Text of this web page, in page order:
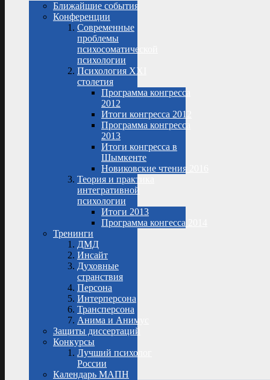
Ближайшие события
Конференции
Современные
проблемы
психосоматической
психологии
Психология XXI
столетия
Программа конгресса
2012
Итоги конгресса 2012
Программа конгресса
2013
Итоги конгресса в
Шымкенте
Новиковские чтения 2016
Теория и практика
интегративной
психологии
Итоги 2013
Программа конгесса 2014
Тренинги
ДМД
Инсайт
Духовные
странствия
Персона
Интерперсона
Трансперсона
Анима и Анимус
Защиты диссертаций
Конкурсы
Лучший психолог
России
Календарь МАПН